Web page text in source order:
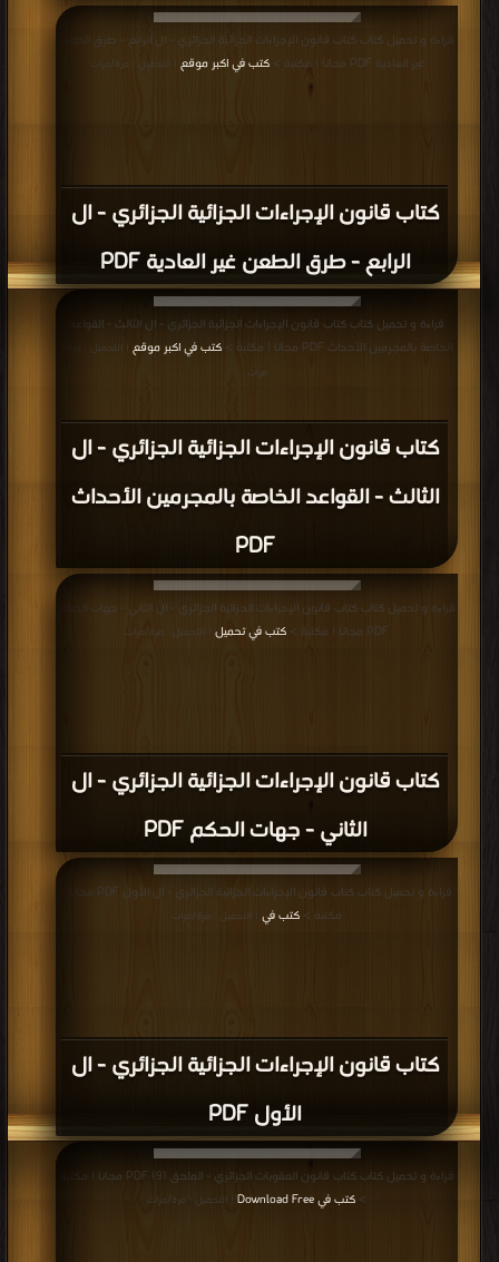
كتاب قانون الإجراءات الجزائية الجزائري - ال
الرابع - طرق الطعن غير العادية PDF
قراءة و تحميل كتاب كتاب قانون الإجراءات الجزائية الجزائري - ال الرابع - طرق الطعن
غير العادية PDF مجانا | مكتبة >
كتب في اكبر موقع | التحميل : مرة/مرات
كتاب قانون الإجراءات الجزائية الجزائري - ال
الثالث - القواعد الخاصة بالمجرمين الأحداث
PDF
قراءة و تحميل كتاب كتاب قانون الإجراءات الجزائية الجزائري - ال الثالث - القواعد
الخاصة بالمجرمين الأحداث PDF مجانا | مكتبة >
كتب في اكبر موقع | التحميل : مرة/
مرات
كتاب قانون الإجراءات الجزائية الجزائري - ال
الثاني - جهات الحكم PDF
قراءة و تحميل كتاب كتاب قانون الإجراءات الجزائية الجزائري - ال الثاني - جهات الحكم
PDF مجانا | مكتبة >
كتب في تحميل | التحميل : مرة/مرات
كتاب قانون الإجراءات الجزائية الجزائري - ال
الأول PDF
قراءة و تحميل كتاب كتاب قانون الإجراءات الجزائية الجزائري - ال الأول PDF مجانا |
مكتبة > كتب في | التحميل : مرة/مرات
قراءة و تحميل كتاب كتاب قانون العقوبات الجزائري - الملحق (9) PDF مجانا | مكتبة
> كتب في Download Free | التحميل : مرة/مرات